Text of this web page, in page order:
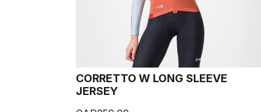
CORRETTO W LONG SLEEVE
JERSEY